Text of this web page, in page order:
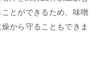
とができるため、味噌
から守ることもできま